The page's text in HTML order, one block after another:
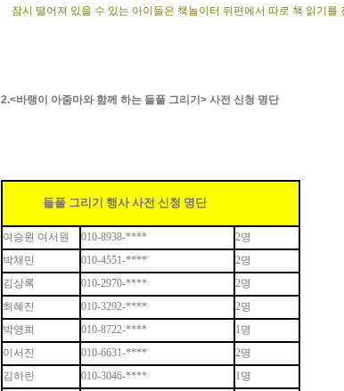
잠시 떨어져 있을 수 있는 아이들은 책놀이터 뒤편에서 따로 책 읽기를
2.<바랭이 아줌마와 함께 하는 들풀 그리기> 사전 신청 명단
들풀 그리기 행사 사전 신청 명단
여승원 여서원 010-8938-****
2명
박채민
010-4551-****
2명
김상록
010-2970-****
2명
최혜진
010-3292-****
2명
박영희
010-8722-****
1명
이서진
010-6631-****
2명
김하린
010-3046-****
1명